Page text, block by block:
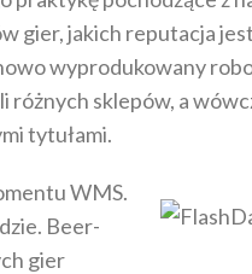
gier, jakich reputacja
wyprodukowany
sklepów, a
tytułami.
WMS.
Beer-
gier